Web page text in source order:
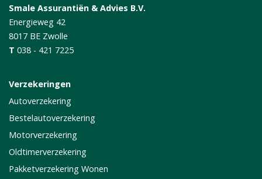
Smale Assurantiën & Advies B.V.
Energieweg 42
8017 BE Zwolle
T 038 - 421 7225
Verzekeringen
Autoverzekering
Bestelautoverzekering
Motorverzekering
Oldtimerverzekering
Pakketverzekering Wonen